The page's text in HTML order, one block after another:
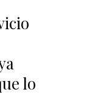
lo